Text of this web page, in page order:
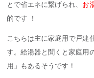
とで省エネに繋げられ、 お
的です ！
こちらは主に家庭用で戸建
す。給湯器と聞くと家庭用
用」もあるそうです！